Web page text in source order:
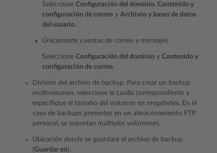
Seleccione Configuración del dominio, Contenido y
configuración de correo y Archivos y bases de datos
del usuario.
Únicamente cuentas de correo y mensajes.
Seleccione Configuración del dominio y Contenido y
configuración de correo.
División del archivo de backup. Para crear un backup
multivolumen, seleccione la casilla correspondiente y
especifique el tamaño del volumen en megabytes. En el
caso de backups presentes en un almacenamiento FTP
personal, se soportan múltiples volúmenes.
Ubicación donde se guardará el archivo de backup
(Guardar en).